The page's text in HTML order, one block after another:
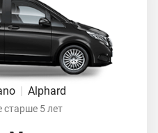
Alphard
5 лет